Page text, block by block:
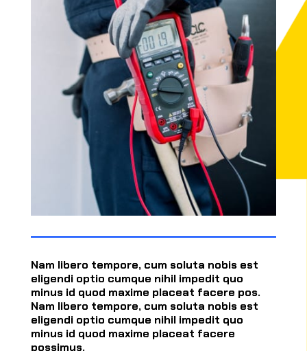
Nam libero tempore, cum soluta nobis est
eligendi optio cumque nihil impedit quo
minus id quod maxime placeat facere pos.
Nam libero tempore, cum soluta nobis est
eligendi optio cumque nihil impedit quo
minus id quod maxime placeat facere
possimus.